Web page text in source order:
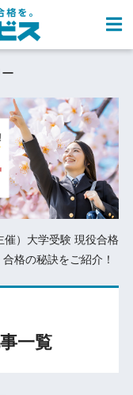
催）大学受験 現役合格
格の秘訣をご紹介！
一覧